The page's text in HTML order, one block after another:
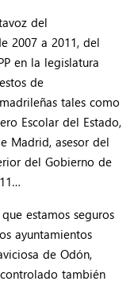
del
2007 a 2011, del
en la legislatura
de
tales como
Escolar del Estado,
Madrid, asesor del
del Gobierno de
estamos seguros
ayuntamientos
de Odón,
también